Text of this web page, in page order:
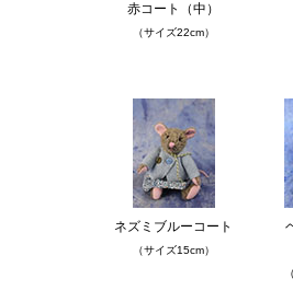
赤コート（中）
（サイズ22cm）
ネズミブルーコート
（サイズ15cm）